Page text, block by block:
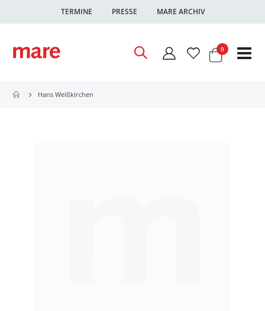
TERMINE PRESSE MARE ARCHIV
Warenkorb
0Artikel
Hans Weißkirchen